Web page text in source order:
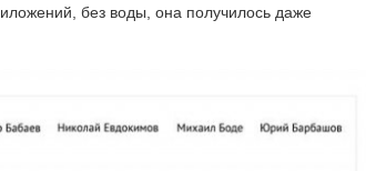
без воды, она получилось даже